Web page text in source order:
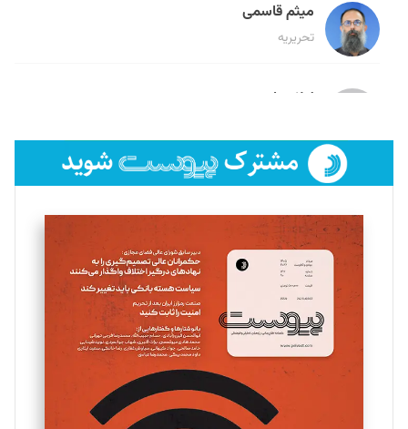
میثم قاسمی
تحریریه
لیلا حنارود
فائزه فتحی رستمی
تحریریه
سروش کرمیان
تحریریه
مینا پاکدل